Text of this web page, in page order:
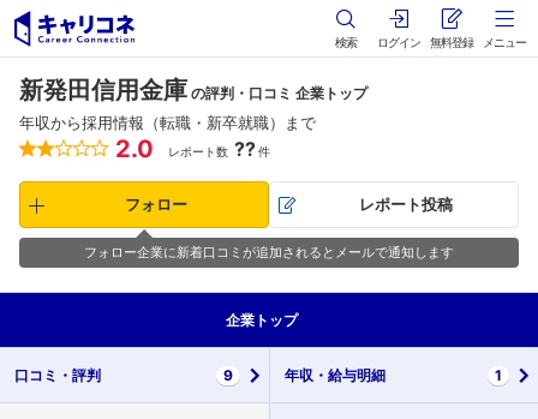
検索 ログイン 無料登録 メニュー
新発田信用金庫 の評判・口コミ 企業トップ
年収から採用情報（転職・新卒就職）まで
2.0 レポート数 ??件
フォロー レポート投稿
フォロー企業に新着口コミが追加されるとメールで通知します
企業 トップ
口コミ・ 評判 9 年収・ 給与明細 1